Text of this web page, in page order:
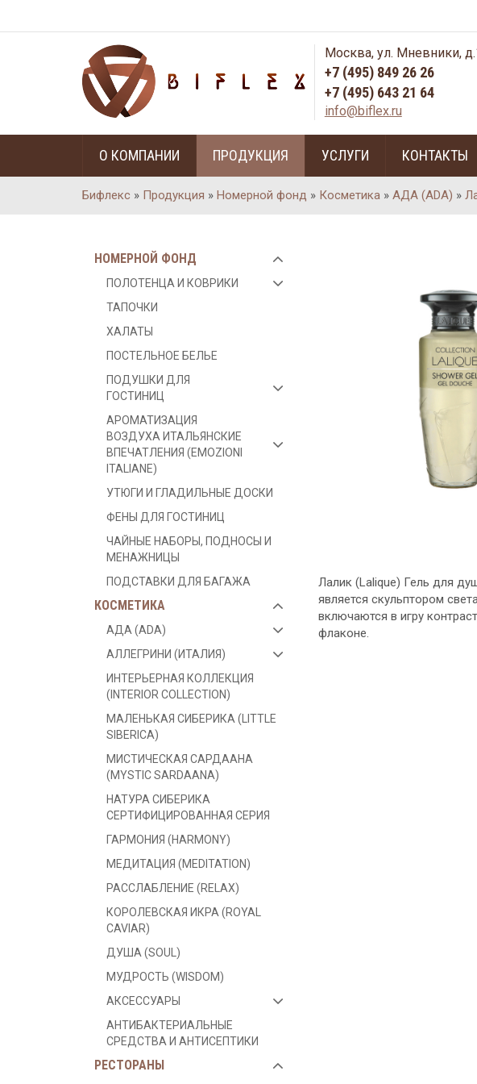
Москва, ул. Мневники,
+7 (495) 849 26 26
+7 (495) 643 21 64
info@biflex.ru
О КОМПАНИИ ПРОДУКЦИЯ УСЛУГИ КОНТАКТЫ
Бифлекс » Продукция » Номерной фонд » Косметика » АДА (ADA) »
НОМЕРНОЙ ФОНД
ПОЛОТЕНЦА И КОВРИКИ
ТАПОЧКИ
ХАЛАТЫ
ПОСТЕЛЬНОЕ БЕЛЬЕ
ПОДУШКИ ДЛЯ
ГОСТИНИЦ
АРОМАТИЗАЦИЯ
ВОЗДУХА ИТАЛЬЯНСКИЕ
ВПЕЧАТЛЕНИЯ (EMOZIONI
ITALIANE)
УТЮГИ И ГЛАДИЛЬНЫЕ ДОСКИ
ФЕНЫ ДЛЯ ГОСТИНИЦ
ЧАЙНЫЕ НАБОРЫ, ПОДНОСЫ И
МЕНАЖНИЦЫ
ПОДСТАВКИ ДЛЯ БАГАЖА
КОСМЕТИКА
АДА (ADA)
АЛЛЕГРИНИ (ИТАЛИЯ)
ИНТЕРЬЕРНАЯ КОЛЛЕКЦИЯ
(INTERIOR COLLECTION)
МАЛЕНЬКАЯ СИБЕРИКА (LITTLE
SIBERICA)
МИСТИЧЕСКАЯ САРДААНА
(MYSTIC SARDAANA)
НАТУРА СИБЕРИКА
СЕРТИФИЦИРОВАННАЯ СЕРИЯ
ГАРМОНИЯ (HARMONY)
МЕДИТАЦИЯ (MEDITATION)
РАССЛАБЛЕНИЕ (RELAX)
КОРОЛЕВСКАЯ ИКРА (ROYAL
CAVIAR)
ДУША (SOUL)
МУДРОСТЬ (WISDOM)
АКСЕССУАРЫ
АНТИБАКТЕРИАЛЬНЫЕ
СРЕДСТВА И АНТИСЕПТИКИ
РЕСТОРАНЫ
Лалик (Lalique) Гель для
является скульптором
включаются в игру
флаконе.